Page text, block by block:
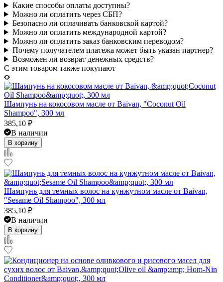
Какие способы оплаты доступны?
Можно ли оплатить через СБП?
Безопасно ли оплачивать банковской картой?
Можно ли оплатить международной картой?
Можно ли оплатить заказ банковским переводом?
Почему получателем платежа может быть указан партнер?
Возможен ли возврат денежных средств?
C этим товаром также покупают
Шампунь на кокосовом масле от Baivan, "Coconut Oil
Shampoo", 300 мл
385,10 ₽
В наличии
В корзину
Шампунь для темных волос на кунжутном масле от Baivan,
"Sesame Oil Shampoo", 300 мл
385,10 ₽
В наличии
В корзину